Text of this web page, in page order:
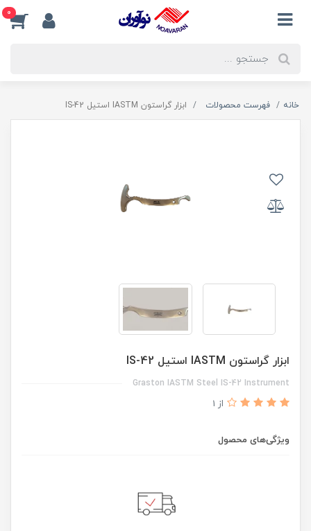
0
خانه فهرست محصولات ابزار گراستون IASTM استیل IS-42
ابزار گراستون IASTM استیل IS-42
Graston IASTM Steel IS-42 Instrument
از 1
ویژگی‌های محصول